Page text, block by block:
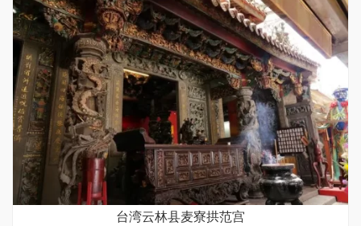
台湾云林县麦寮拱范宫